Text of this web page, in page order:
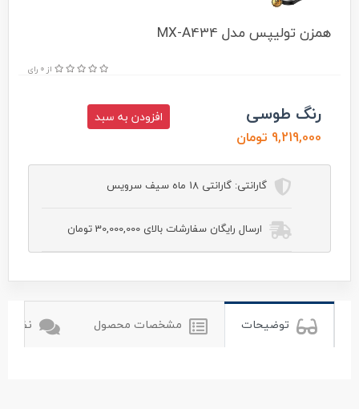
همزن تولیپس مدل MX-A434
از 0 رای
رنگ طوسی
9,219,000 تومان
افزودن به سبد
گارانتی: گارانتی 18 ماه سیف سرویس
ارسال رایگان سفارشات بالای 30,000,000 تومان
توضیحات مشخصات محصول نظرات